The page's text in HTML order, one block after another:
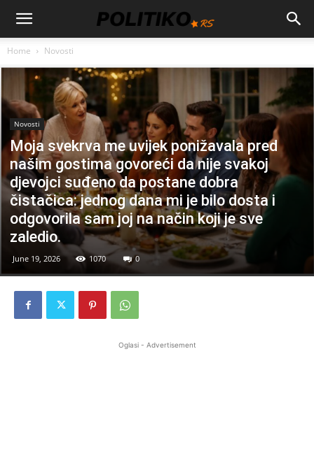
Home Novosti
Novosti
Moja svekrva me uvijek ponižavala pred
našim gostima govoreći da nije svakoj
djevojci suđeno da postane dobra
čistačica: jednog dana mi je bilo dosta i
odgovorila sam joj na način koji je sve
zaledio.
June 19, 2026 1070 0
Oglasi - Advertisement